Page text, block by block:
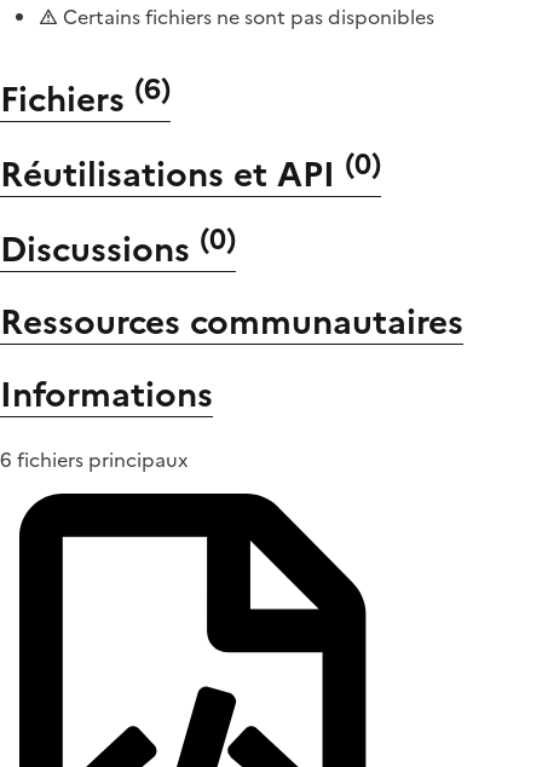
Certains fichiers ne sont pas disponibles
Fichiers (6)
Réutilisations et API (0)
Discussions (0)
Ressources communautaires
Informations
6 fichiers principaux